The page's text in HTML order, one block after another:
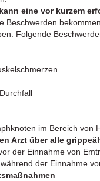
eine vor kurzem
Beschwerden
Folgende
im Bereich von
Arzt über alle
der Einnahme von
der Einnahme